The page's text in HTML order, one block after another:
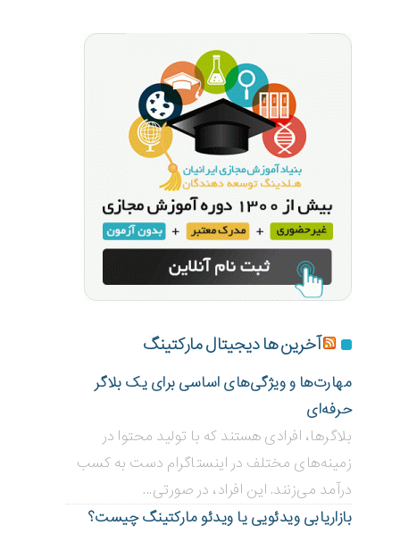
آخرین ها دیجیتال مارکتینگ
مهارت‌ها و ویژگی‌های اساسی برای یک بلاگر
حرفه‌ای
بلاگر‌ها، افرادی هستند که با تولید محتوا در
زمینه‌های مختلف در اینستاگرام دست به کسب
درآمد می‌زنند. این افراد، در صورتی...
بازاریابی ویدئویی ‌یا ویدئو مارکتینگ چیست؟